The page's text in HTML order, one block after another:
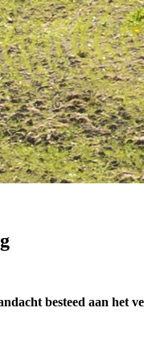
besteed aan het